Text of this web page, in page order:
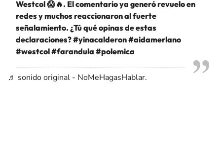
Westcol 😱🔥. El comentario ya generó revuelo en
redes y muchos reaccionaron al fuerte
señalamiento. ¿Tú qué opinas de estas
declaraciones?#yinacalderon#aidamerlano
#westcol#farandula #polemica
♬ sonido original - NoMeHagasHablar.